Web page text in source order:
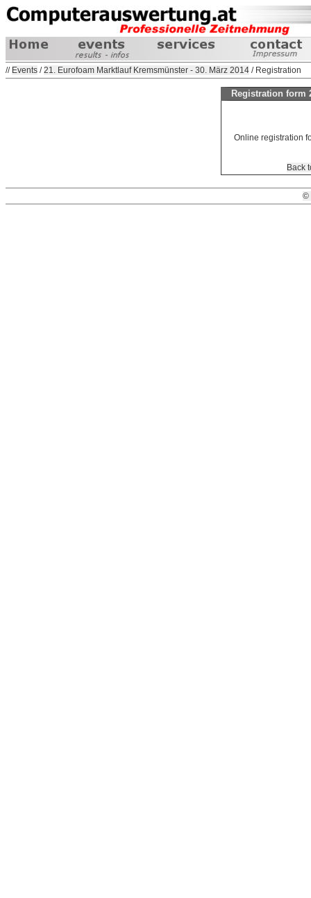
// Events /21. Eurofoam Marktlauf Kremsmünster - 30. März 2014 / Registration
Registration form
Online registration
Back
©